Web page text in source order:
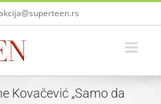
Kovačević „Samo da